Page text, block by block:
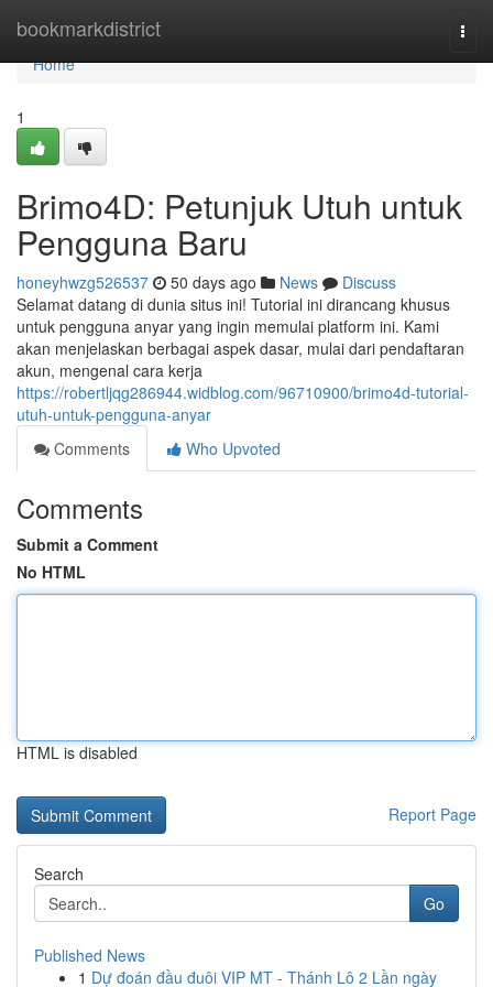
bookmarkdistrict
Home
Home
1
Brimo4D: Petunjuk Utuh untuk
Pengguna Baru
honeyhwzg526537 50 days ago News
Discuss
Selamat datang di dunia situs ini! Tutorial ini dirancang khusus
untuk pengguna anyar yang ingin memulai platform ini. Kami
akan menjelaskan berbagai aspek dasar, mulai dari pendaftaran
akun, mengenal cara kerja
https://robertljqg286944.widblog.com/96710900/brimo4d-tutorial-
utuh-untuk-pengguna-anyar
Comments
Who Upvoted
Comments
Submit a Comment
No HTML
HTML is disabled
Report Page
Search
Go
Published News
1 Dự đoán đầu đuôi VIP MT - Thánh Lô 2 Lần ngày